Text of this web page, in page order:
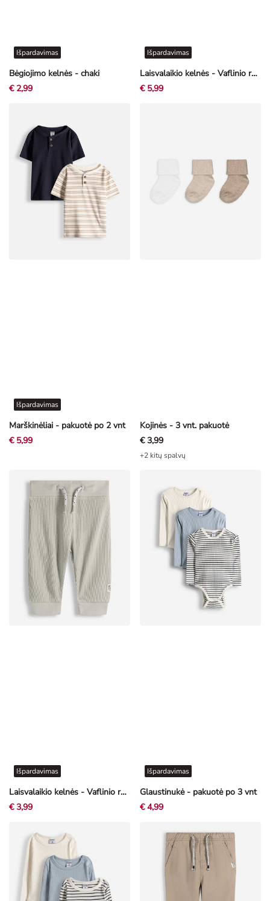
Bėgiojimo kelnės - chaki
Išpardavimas
€ 2,99
Laisvalaikio kelnės - Vaflinio rašto audinys - smėlinė
Išpardavimas
€ 5,99
Marškinėliai - pakuotė po 2 vnt
Išpardavimas
€ 5,99
Kojinės - 3 vnt. pakuotė
€ 3,99
+2 kitų spalvų
Laisvalaikio kelnės - Vaflinio rašto audinys - šviesiai žalia
Išpardavimas
€ 3,99
Glaustinukė - pakuotė po 3 vnt
Išpardavimas
€ 4,99